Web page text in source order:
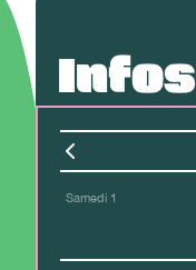
Infos
Samedi 1